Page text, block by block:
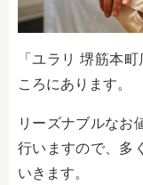
「ユラリ 堺筋本
ころにあります。
リーズナブルなお
行いますので、多
いきます。